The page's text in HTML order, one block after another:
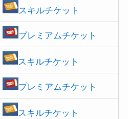
スキルチケット
プレミアムチケット
スキルチケット
プレミアムチケット
スキルチケット